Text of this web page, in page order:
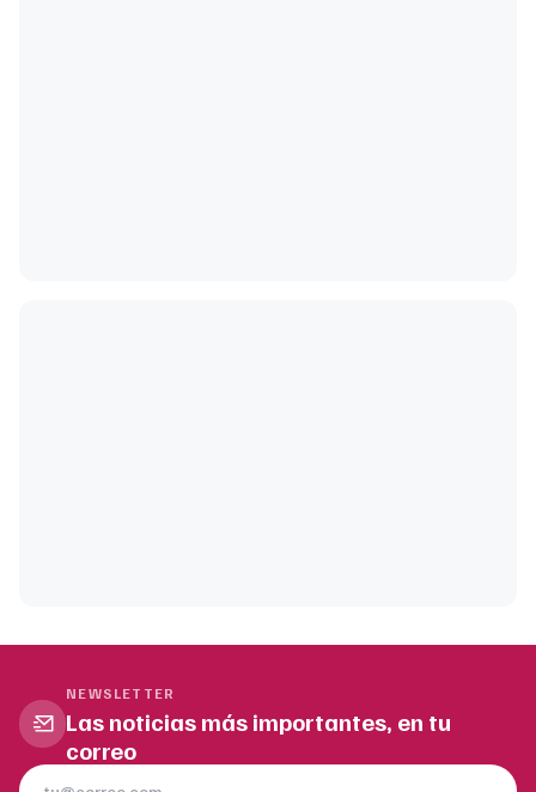
NEWSLETTER
Las noticias más importantes, en tu
correo